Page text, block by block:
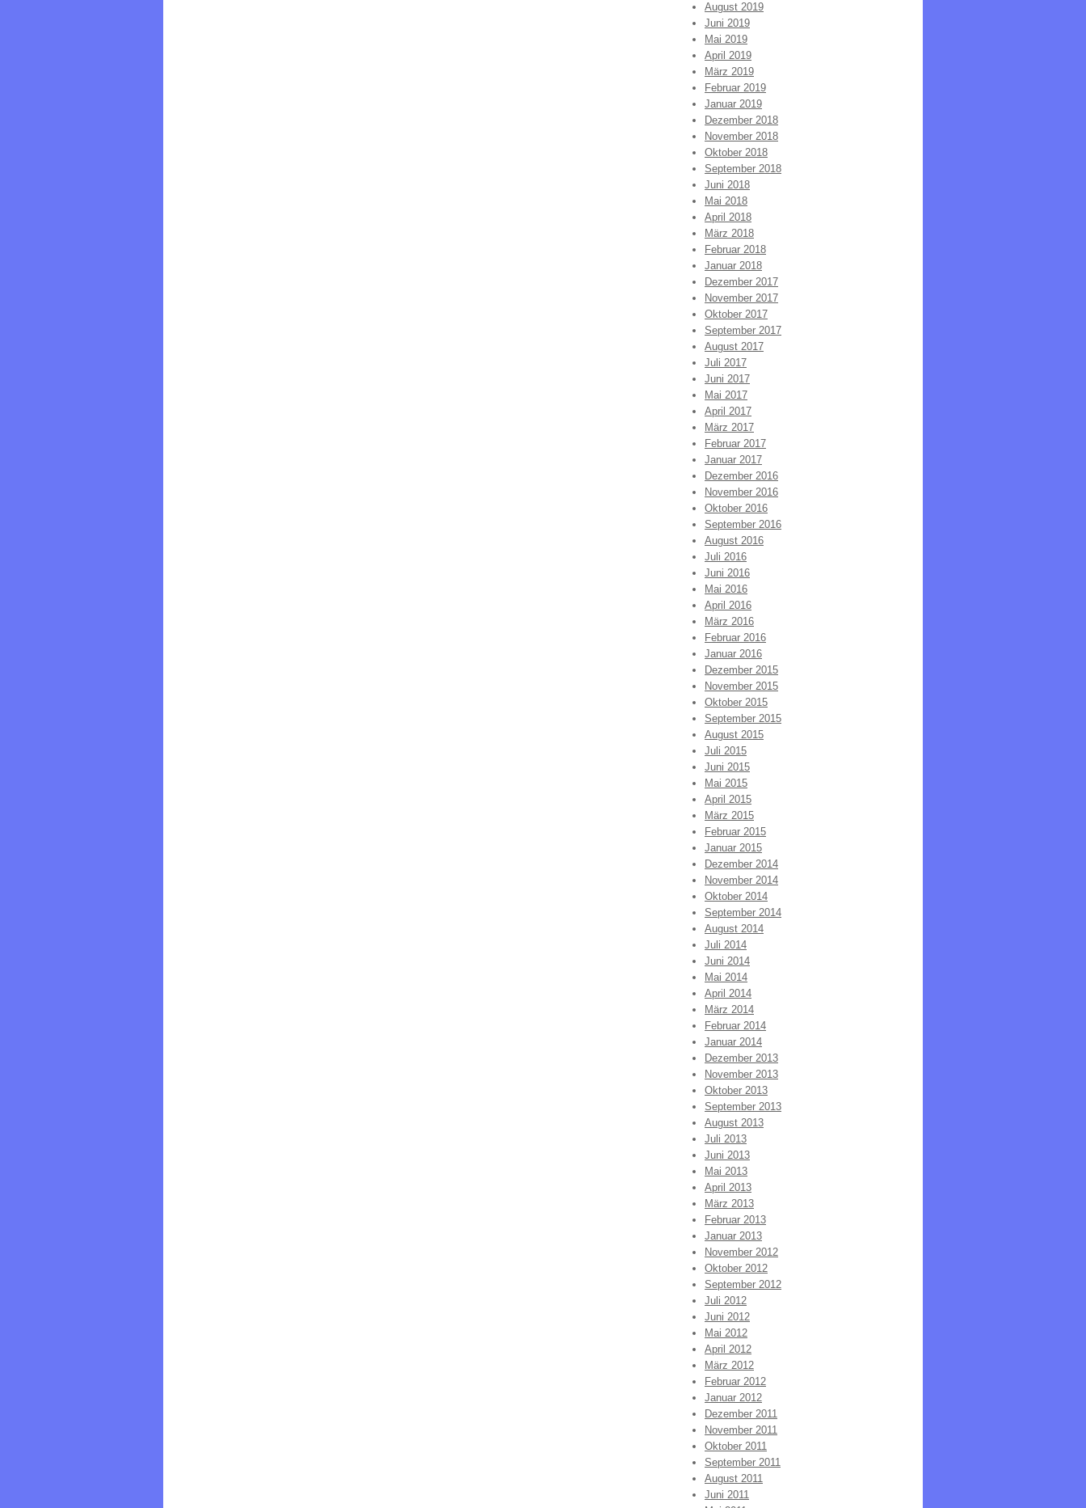
August 2019
Juni 2019
Mai 2019
April 2019
März 2019
Februar 2019
Januar 2019
Dezember 2018
November 2018
Oktober 2018
September 2018
Juni 2018
Mai 2018
April 2018
März 2018
Februar 2018
Januar 2018
Dezember 2017
November 2017
Oktober 2017
September 2017
August 2017
Juli 2017
Juni 2017
Mai 2017
April 2017
März 2017
Februar 2017
Januar 2017
Dezember 2016
November 2016
Oktober 2016
September 2016
August 2016
Juli 2016
Juni 2016
Mai 2016
April 2016
März 2016
Februar 2016
Januar 2016
Dezember 2015
November 2015
Oktober 2015
September 2015
August 2015
Juli 2015
Juni 2015
Mai 2015
April 2015
März 2015
Februar 2015
Januar 2015
Dezember 2014
November 2014
Oktober 2014
September 2014
August 2014
Juli 2014
Juni 2014
Mai 2014
April 2014
März 2014
Februar 2014
Januar 2014
Dezember 2013
November 2013
Oktober 2013
September 2013
August 2013
Juli 2013
Juni 2013
Mai 2013
April 2013
März 2013
Februar 2013
Januar 2013
November 2012
Oktober 2012
September 2012
Juli 2012
Juni 2012
Mai 2012
April 2012
März 2012
Februar 2012
Januar 2012
Dezember 2011
November 2011
Oktober 2011
September 2011
August 2011
Juni 2011